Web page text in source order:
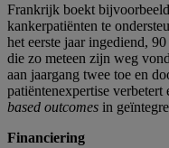
Frankrijk boekt
kankerpatiënten te
het eerste jaar ingediend,
die zo meteen zijn weg
aan jaargang twee toe en
patiëntenexpertise
based outcomes in
Financiering